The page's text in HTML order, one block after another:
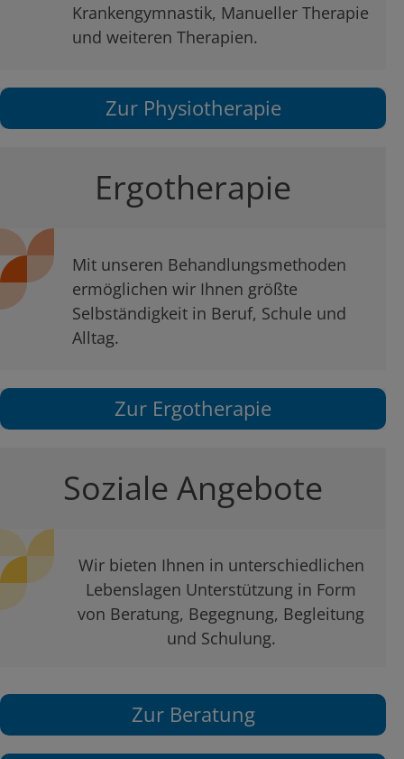
Krankengymnastik, Manueller Therapie
und weiteren Therapien.
Zur Physiotherapie
Ergotherapie
Mit unseren Behandlungsmethoden
ermöglichen wir Ihnen größte
Selbständigkeit in Beruf, Schule und
Alltag.
Zur Ergotherapie
Soziale Angebote
Wir bieten Ihnen in unterschiedlichen
Lebenslagen Unterstützung in Form
von Beratung, Begegnung, Begleitung
und Schulung.
Zur Beratung